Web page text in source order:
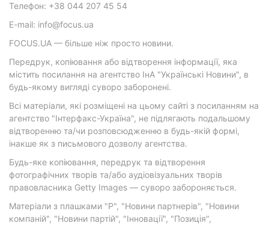
Телефон: +38 044 207 45 54
E-mail: info@focus.ua
FOCUS.UA — більше ніж просто новини.
Передрук, копіювання або відтворення інформації, яка
містить посилання на агентство ІнА "Українські Новини", в
будь-якому вигляді суворо заборонені.
Всі матеріали, які розміщені на цьому сайті з посиланням на
агентство "Інтерфакс-Україна", не підлягають подальшому
відтворенню та/чи розповсюдженню в будь-якій формі,
інакше як з письмового дозволу агентства.
Будь-яке копіювання, передрук та відтворення
фотографічних творів та/або аудіовізуальних творів
правовласника Getty Images — суворо забороняється.
Матеріали з плашками "Р", "Новини партнерів", "Новини
компаній", "Новини партій", "Інновації", "Позиція",